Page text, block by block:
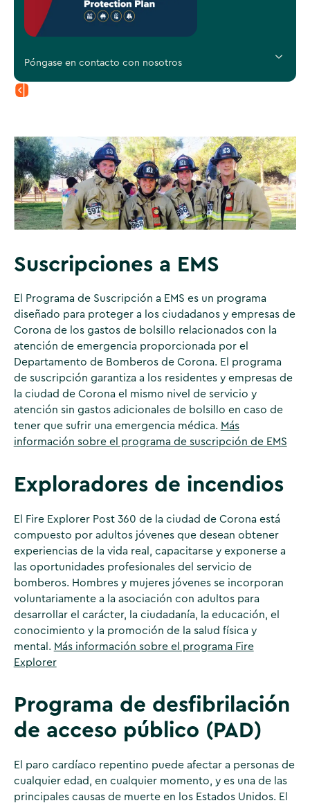
Póngase en contacto con nosotros
Suscripciones a EMS
El Programa de Suscripción a EMS es un programa
diseñado para proteger a los ciudadanos y empresas de
Corona de los gastos de bolsillo relacionados con la
atención de emergencia proporcionada por el
Departamento de Bomberos de Corona. El programa
de suscripción garantiza a los residentes y empresas de
la ciudad de Corona el mismo nivel de servicio y
atención sin gastos adicionales de bolsillo en caso de
tener que sufrir una emergencia médica. Más
información sobre el programa de suscripción de EMS
Exploradores de incendios
El Fire Explorer Post 360 de la ciudad de Corona está
compuesto por adultos jóvenes que desean obtener
experiencias de la vida real, capacitarse y exponerse a
las oportunidades profesionales del servicio de
bomberos. Hombres y mujeres jóvenes se incorporan
voluntariamente a la asociación con adultos para
desarrollar el carácter, la ciudadanía, la educación, el
conocimiento y la promoción de la salud física y
mental. Más información sobre el programa Fire
Explorer
Programa de desfibrilación
de acceso público (PAD)
El paro cardíaco repentino puede afectar a personas de
cualquier edad, en cualquier momento, y es una de las
principales causas de muerte en los Estados Unidos. El